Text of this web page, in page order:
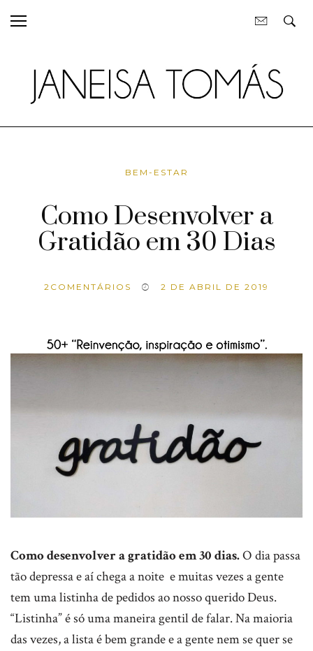
BEM-ESTAR
Como Desenvolver a
Gratidão em 30 Dias
2 COMENTÁRIOS 2 DE ABRIL DE 2019
Como desenvolver a gratidão em 30 dias.O dia passa
tão depressa e aí chega a noite e muitas vezes a gente
tem uma listinha de pedidos ao nosso querido Deus.
“Listinha” é só uma maneira gentil de falar. Na maioria
das vezes, a lista é bem grande e a gente nem se quer se